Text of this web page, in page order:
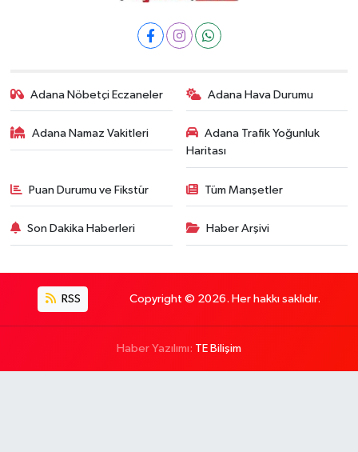
Adana Nöbetçi Eczaneler Adana Hava Durumu
Adana Namaz Vakitleri
Adana Trafik Yoğunluk
Haritası
Puan Durumu ve Fikstür Tüm Manşetler
Son Dakika Haberleri Haber Arşivi
RSS Copyright © 2026. Her hakkı saklıdır.
Haber Yazılımı: TE Bilişim